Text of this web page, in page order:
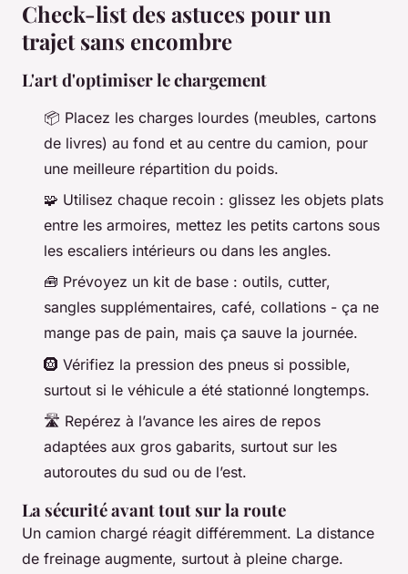
Check-list des astuces pour un
trajet sans encombre
L'art d'optimiser le chargement
📦 Placez les charges lourdes (meubles, cartons
de livres) au fond et au centre du camion, pour
une meilleure répartition du poids.
🧩 Utilisez chaque recoin : glissez les objets plats
entre les armoires, mettez les petits cartons sous
les escaliers intérieurs ou dans les angles.
🧰 Prévoyez un kit de base : outils, cutter,
sangles supplémentaires, café, collations - ça ne
mange pas de pain, mais ça sauve la journée.
🛞 Vérifiez la pression des pneus si possible,
surtout si le véhicule a été stationné longtemps.
🛣️ Repérez à l’avance les aires de repos
adaptées aux gros gabarits, surtout sur les
autoroutes du sud ou de l’est.
La sécurité avant tout sur la route
Un camion chargé réagit différemment. La distance
de freinage augmente, surtout à pleine charge.